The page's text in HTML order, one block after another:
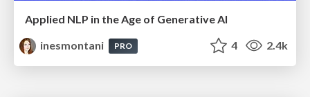
Applied NLP in the Age of Generative AI
inesmontani
PRO 4 2.4k